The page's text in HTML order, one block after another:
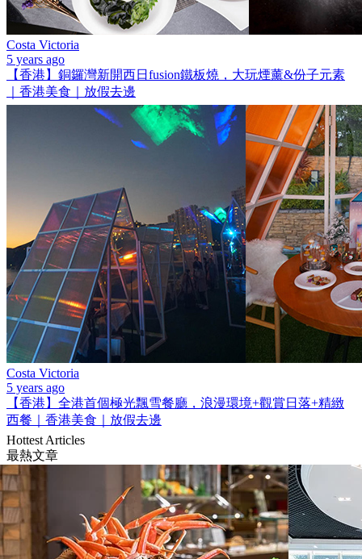
Costa Victoria
5 years ago
【香港】銅鑼灣新開西日fusion鐵板燒，大玩煙薰&份子元素
｜香港美食｜放假去邊
Costa Victoria
5 years ago
【香港】全港首個極光飄雪餐廳，浪漫環境+觀賞日落+精緻
西餐｜香港美食｜放假去邊
Hottest Articles
最熱文章